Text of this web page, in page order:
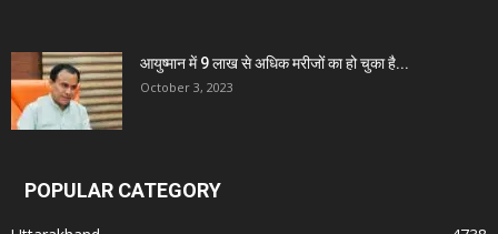
आयुष्मान में 9 लाख से अधिक मरीजों का हो चुका है...
October 3, 2023
POPULAR CATEGORY